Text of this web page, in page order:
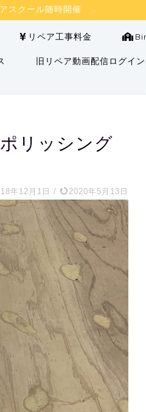
スクール随時開催
リペア工事料金
旧リペア動画配信ログイ
リッシング
年12月1日 / 2020年5月13日